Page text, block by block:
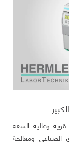
وعالية السعة
ومعالجة